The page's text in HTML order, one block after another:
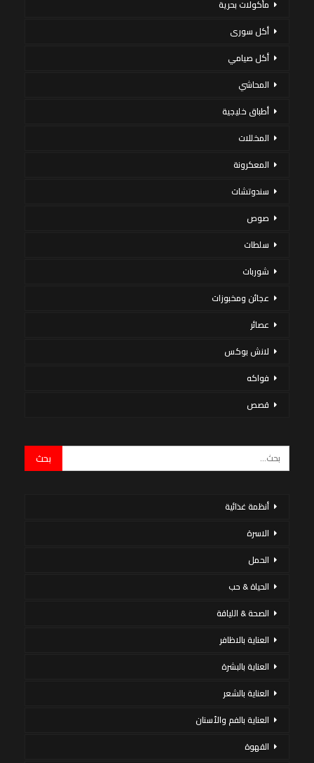
مأكولات بحرية
أكل سورى
أكل صيامي
المحاشي
أطباق خليجية
المخللات
المعكرونة
سندوتشات
صوص
سلطات
شوربات
عجائن ومخبوزات
عصائر
لانش بوكس
فواكه
قصص
أنظمة غذائية
الاسرة
الحمل
الحياة & حب
الصحة & اللياقة
العناية بالاظافر
العناية بالبشرة
العناية بالشعر
العناية بالفم والأسنان
القهوة